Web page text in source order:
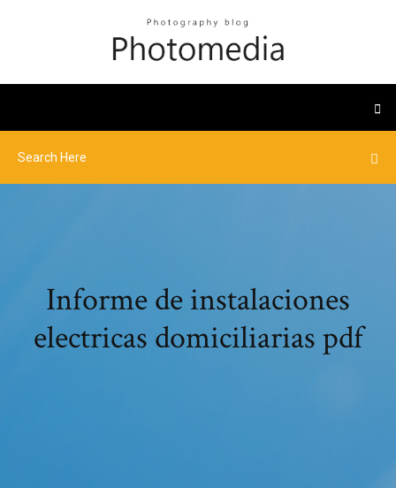
Informe de instalaciones
electricas domiciliarias pdf